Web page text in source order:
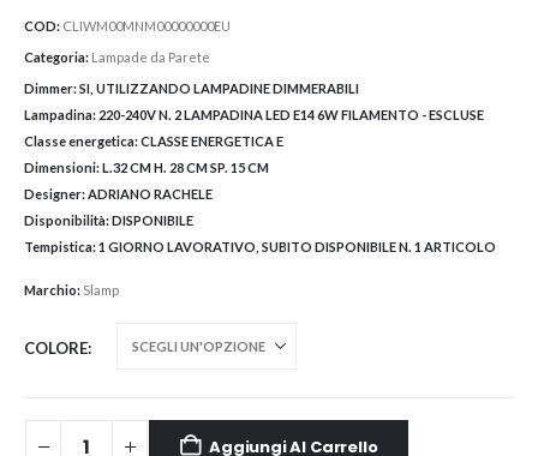
COD: CLIWM00MNM00000000EU
Categoria: Lampade da Parete
Dimmer:SI, UTILIZZANDO LAMPADINE DIMMERABILI
Lampadina: 220-240V N. 2 LAMPADINA LED E14 6W FILAMENTO - ESCLUSE
Classe energetica:CLASSE ENERGETICA E
Dimensioni:L.32 CM H. 28 CM SP. 15 CM
Designer: ADRIANO RACHELE
Disponibilità:DISPONIBILE
Tempistica:1 GIORNO LAVORATIVO, SUBITO DISPONIBILE N. 1 ARTICOLO
Marchio: Slamp
COLORE
Aggiungi Al Carrello